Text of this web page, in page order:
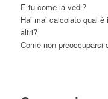
E tu come la vedi?
Hai mai calcolato qual è
altri?
Come non preoccuparsi